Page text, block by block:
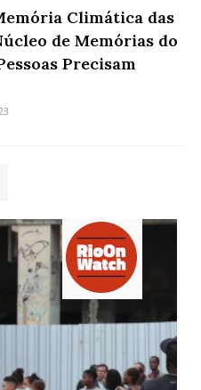
Climática das
de Memórias do
Precisam